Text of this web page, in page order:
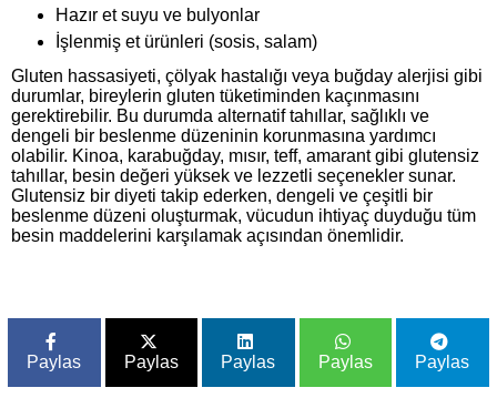
Hazır et suyu ve bulyonlar
İşlenmiş et ürünleri (sosis, salam)
Gluten hassasiyeti, çölyak hastalığı veya buğday alerjisi gibi
durumlar, bireylerin gluten tüketiminden kaçınmasını
gerektirebilir. Bu durumda alternatif tahıllar, sağlıklı ve
dengeli bir beslenme düzeninin korunmasına yardımcı
olabilir. Kinoa, karabuğday, mısır, teff, amarant gibi glutensiz
tahıllar, besin değeri yüksek ve lezzetli seçenekler sunar.
Glutensiz bir diyeti takip ederken, dengeli ve çeşitli bir
beslenme düzeni oluşturmak, vücudun ihtiyaç duyduğu tüm
besin maddelerini karşılamak açısından önemlidir.
Paylas Paylas Paylas Paylas Paylas